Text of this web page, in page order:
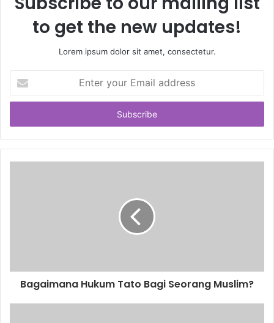
to get the new updates!
Lorem ipsum dolor sit amet, consectetur.
t
r
y
Bagaimana Hukum Tato Bagi Seorang Muslim?